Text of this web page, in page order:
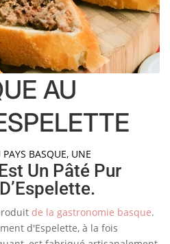
AU
PAYS BASQUE, UNE
Un Pâté Pur
de la gastronomie basque.
d'Espelette, à la fois